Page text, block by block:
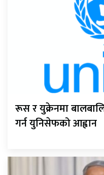
रूस र युक्रेनमा
गर्न युनिसेफको आह्वान